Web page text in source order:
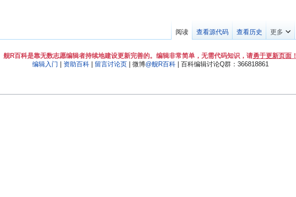
舰R百科是靠无数志愿编辑者持续地建设更新完善的。编辑非常简单，无需代码知识，请勇于更新页面！
编辑入门
资助百科 留言讨论页 | 微博@舰R百科 | 百科编辑讨论Q群：366818861
阅读 查看源代码 查看历史 更多